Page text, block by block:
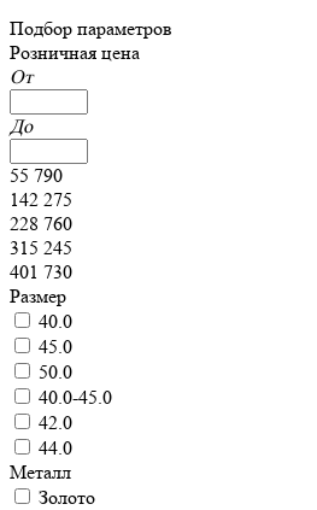
Подбор параметров
Розничная цена
От
До
55 790
142 275
228 760
315 245
401 730
Размер
40.0
45.0
50.0
40.0-45.0
42.0
44.0
Металл
Золото